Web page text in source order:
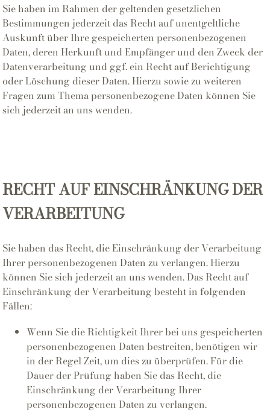
Sie haben im Rahmen der geltenden gesetzlichen
Bestimmungen jederzeit das Recht auf unentgeltliche
Auskunft über Ihre gespeicherten personenbezogenen
Daten, deren Herkunft und Empfänger und den Zweck der
Datenverarbeitung und ggf. ein Recht auf Berichtigung
oder Löschung dieser Daten. Hierzu sowie zu weiteren
Fragen zum Thema personenbezogene Daten können Sie
sich jederzeit an uns wenden.
RECHT AUF EINSCHRÄNKUNG DER
VERARBEITUNG
Sie haben das Recht, die Einschränkung der Verarbeitung
Ihrer personenbezogenen Daten zu verlangen. Hierzu
können Sie sich jederzeit an uns wenden. Das Recht auf
Einschränkung der Verarbeitung besteht in folgenden
Fällen:
Wenn Sie die Richtigkeit Ihrer bei uns gespeicherten
personenbezogenen Daten bestreiten, benötigen wir
in der Regel Zeit, um dies zu überprüfen. Für die
Dauer der Prüfung haben Sie das Recht, die
Einschränkung der Verarbeitung Ihrer
personenbezogenen Daten zu verlangen.